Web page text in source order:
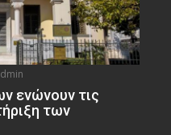
ενώνουν τις
των